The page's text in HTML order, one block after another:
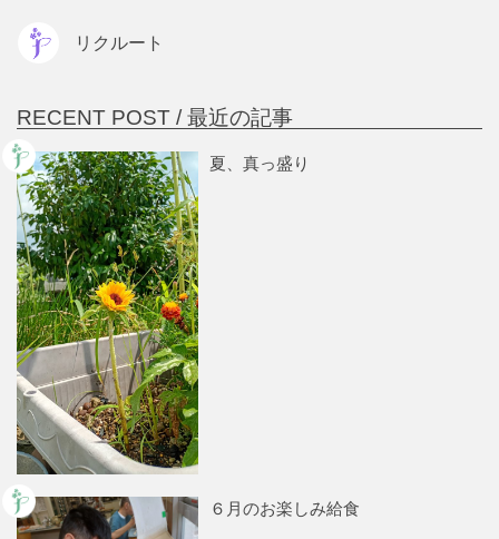
リクルート
RECENT POST /最近の記事
夏、真っ盛り
６月のお楽しみ給食